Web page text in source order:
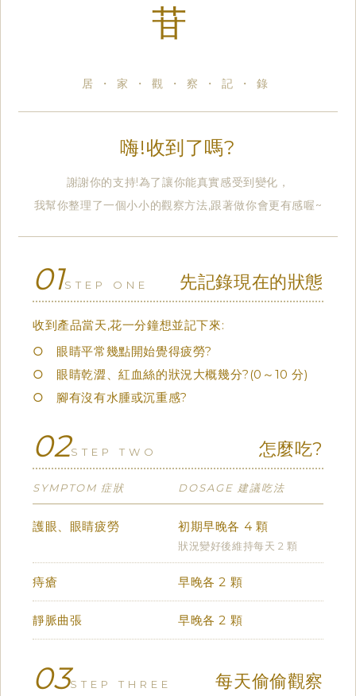
苷
居・家・觀・察・記・錄
嗨!收到了嗎?
謝謝你的支持!為了讓你能真實感受到變化，
我幫你整理了一個小小的觀察方法,跟著做你會更有感喔~
01STEP ONE 先記錄現在的狀態
收到產品當天,花一分鐘想並記下來:
○ 眼睛平常幾點開始覺得疲勞?
○ 眼睛乾澀、紅血絲的狀況大概幾分?(0～10 分)
○ 腳有沒有水腫或沉重感?
02STEP TWO 怎麼吃?
SYMPTOM 症狀 DOSAGE 建議吃法
護眼、眼睛疲勞 初期早晚各 4 顆
狀況變好後維持每天 2 顆
痔瘡 早晚各 2 顆
靜脈曲張 早晚各 2 顆
03STEP THREE 每天偷偷觀察